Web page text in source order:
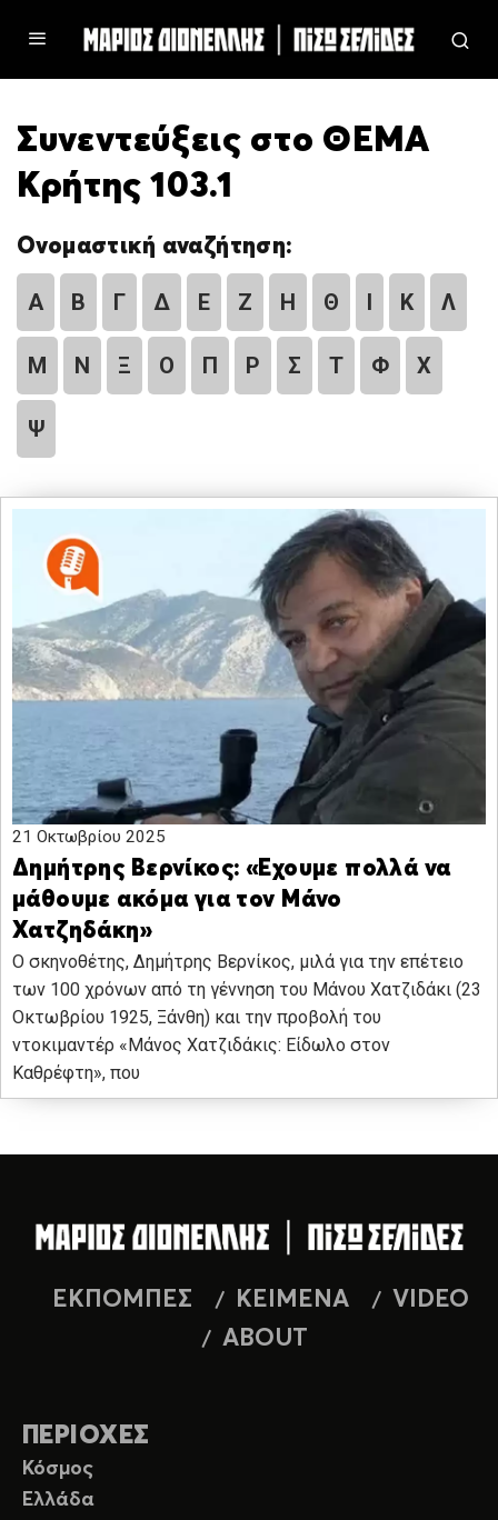
Συνεντεύξεις στο ΘΕΜΑ
Κρήτης 103.1
Ονομαστική αναζήτηση:
Α Β Γ Δ Ε Ζ Η Θ Ι Κ Λ
Μ Ν Ξ Ο Π Ρ Σ Τ Φ Χ
Ψ
21 Οκτωβρίου 2025
Δημήτρης Βερνίκος: «Εχουμε πολλά να
μάθουμε ακόμα για τον Μάνο
Χατζηδάκη»
Ο σκηνοθέτης, Δημήτρης Βερνίκος, μιλά για την επέτειο
των 100 χρόνων από τη γέννηση του Μάνου Χατζιδάκι (23
Οκτωβρίου 1925, Ξάνθη) και την προβολή του
ντοκιμαντέρ «Μάνος Χατζιδάκις: Είδωλο στον
Καθρέφτη», που
ΕΚΠΟΜΠΕΣ ΚΕΙΜΕΝΑ
VIDEO
ABOUT
ΠΕΡΙΟΧΕΣ
Κόσμος
Ελλάδα